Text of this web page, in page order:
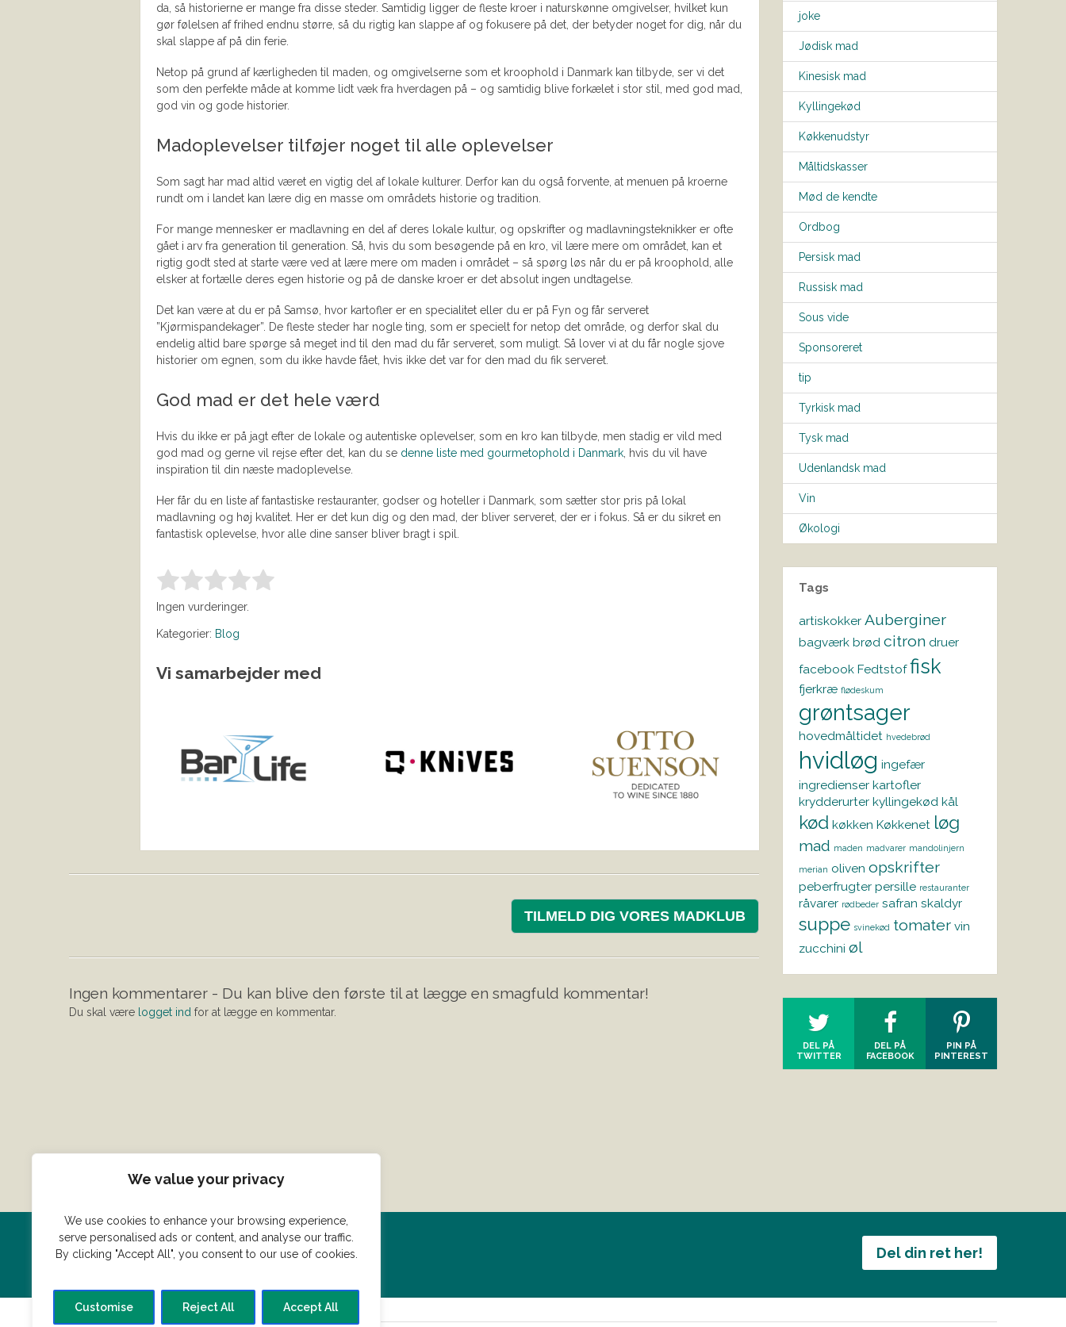
We value your privacy
We use cookies to enhance your browsing experience,
serve personalised ads or content, and analyse our traffic.
By clicking "Accept All", you consent to our use of cookies.
Customise Reject All Accept All
da, så historierne er mange fra disse steder. Samtidig ligger de fleste kroer i naturskønne omgivelser, hvilket kun
gør følelsen af frihed endnu større, så du rigtig kan slappe af og fokusere på det, der betyder noget for dig, når du
skal slappe af på din ferie.
Netop på grund af kærligheden til maden, og omgivelserne som et kroophold i Danmark kan tilbyde, ser vi det
som den perfekte måde at komme lidt væk fra hverdagen på – og samtidig blive forkælet i stor stil, med god mad,
god vin og gode historier.
Madoplevelser tilføjer noget til alle oplevelser
Som sagt har mad altid været en vigtig del af lokale kulturer. Derfor kan du også forvente, at menuen på kroerne
rundt om i landet kan lære dig en masse om områdets historie og tradition.
For mange mennesker er madlavning en del af deres lokale kultur, og opskrifter og madlavningsteknikker er ofte
gået i arv fra generation til generation. Så, hvis du som besøgende på en kro, vil lære mere om området, kan et
rigtig godt sted at starte være ved at lære mere om maden i området – så spørg løs når du er på kroophold, alle
elsker at fortælle deres egen historie og på de danske kroer er det absolut ingen undtagelse.
Det kan være at du er på Samsø, hvor kartofler er en specialitet eller du er på Fyn og får serveret
”Kjørmispandekager”. De fleste steder har nogle ting, som er specielt for netop det område, og derfor skal du
endelig altid bare spørge så meget ind til den mad du får serveret, som muligt. Så lover vi at du får nogle sjove
historier om egnen, som du ikke havde fået, hvis ikke det var for den mad du fik serveret.
God mad er det hele værd
Hvis du ikke er på jagt efter de lokale og autentiske oplevelser, som en kro kan tilbyde, men stadig er vild med
god mad og gerne vil rejse efter det, kan du se denne liste med gourmetophold i Danmark , hvis du vil have
inspiration til din næste madoplevelse.
Her får du en liste af fantastiske restauranter, godser og hoteller i Danmark, som sætter stor pris på lokal
madlavning og høj kvalitet. Her er det kun dig og den mad, der bliver serveret, der er i fokus. Så er du sikret en
fantastisk oplevelse, hvor alle dine sanser bliver bragt i spil.
Bedøm denne vare: 1.00
Ingen vurderinger.
Kategorier: Blog
Vi samarbejder med
TILMELD DIG VORES MADKLUB
Ingen kommentarer - Du kan blive den første til at lægge en smagfuld kommentar!
Du skal være logget ind for at lægge en kommentar.
joke
Jødisk mad
Kinesisk mad
Kyllingekød
Køkkenudstyr
Måltidskasser
Mød de kendte
Ordbog
Persisk mad
Russisk mad
Sous vide
Sponsoreret
tip
Tyrkisk mad
Tysk mad
Udenlandsk mad
Vin
Økologi
Tags
artiskokker Auberginer
bagværk brød citron druer
facebook Fedtstof fisk
fjerkræ flødeskum
grøntsager
hovedmåltidet hvedebrød
hvidløg ingefær
ingredienser kartofler
krydderurter kyllingekød kål
kød køkken Køkkenet løg
mad maden madvarer mandolinjern
merian oliven opskrifter
peberfrugter persille restauranter
råvarer rødbeder safran skaldyr
suppe svinekød tomater vin
zucchini øl
DEL PÅ
TWITTER
DEL PÅ
FACEBOOK
PIN PÅ
PINTEREST
Del din ret her!
Har du en konge ret du vil dele?